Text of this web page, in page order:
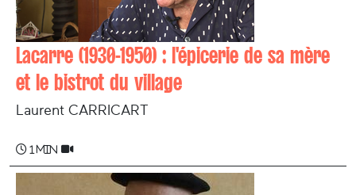
Lacarre (1930-1950) : l'épicerie de sa mère
et le bistrot du village
Laurent CARRICART
1 min